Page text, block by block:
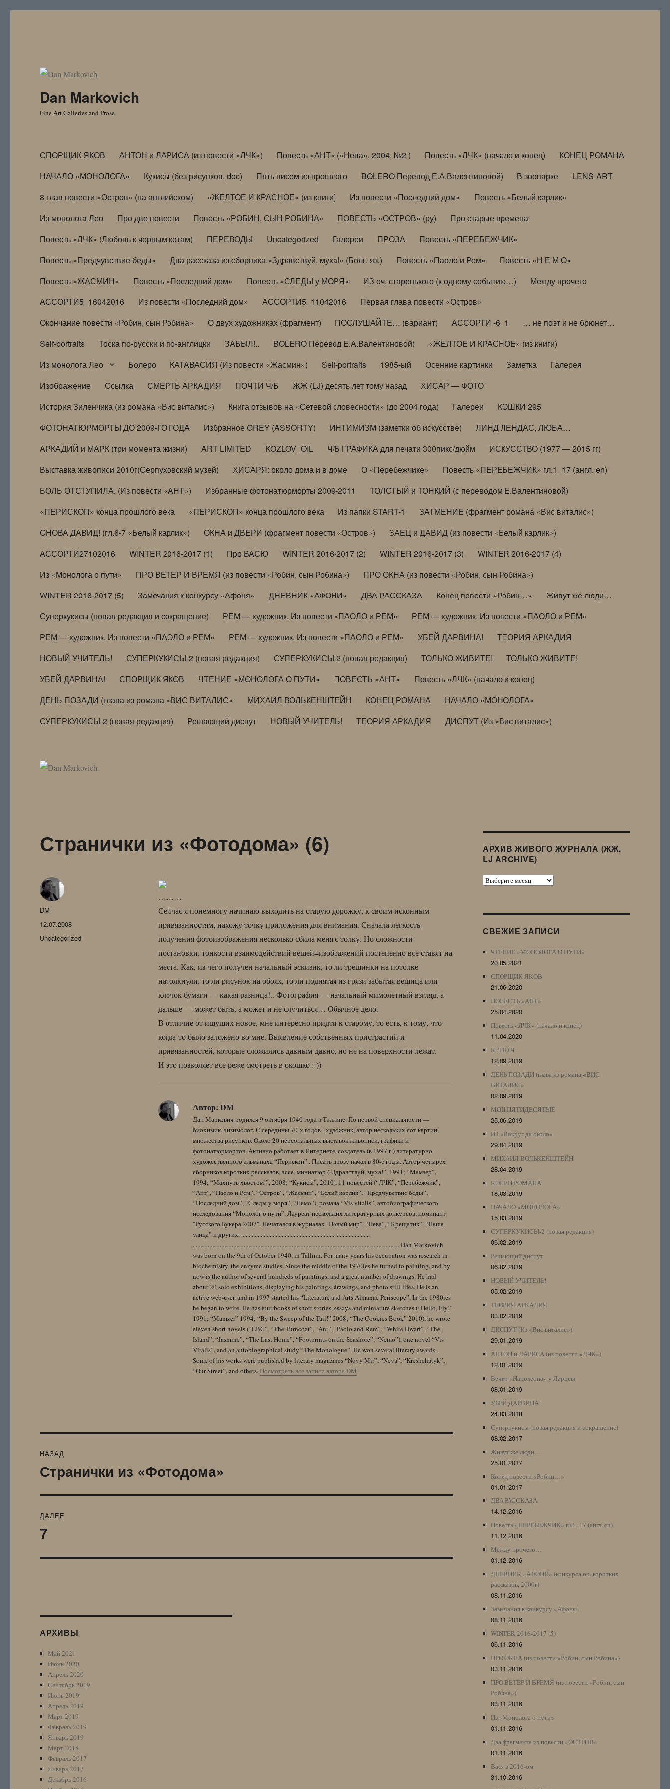
Dan Markovich
Fine Art Galleries and Prose
СПОРЩИК ЯКОВ АНТОН и ЛАРИСА (из повести «ЛЧК») Повесть «АНТ» («Нева», 2004, №2 ) Повесть «ЛЧК» (начало и конец)
КОНЕЦ РОМАНА
НАЧАЛО «МОНОЛОГА»
Кукисы (без рисунков, doc) Пять писем из прошлого BOLERO Перевод Е.А.Валентиновой) В зоопарке
LENS-ART
8 глав повести «Остров» (на английском)
«ЖЕЛТОЕ И КРАСНОЕ» (из книги) Из повести «Последний дом»
Повесть «Белый карлик»
Из монолога Лео
Про две повести Повесть «РОБИН, СЫН РОБИНА» ПОВЕСТЬ «ОСТРОВ» (ру)
Про старые времена
Повесть «ЛЧК» (Любовь к черным котам)
ПЕРЕВОДЫ Uncategorized Галереи ПРОЗА
Повесть «ПЕРЕБЕЖЧИК»
Повесть «Предчувствие беды»
Два рассказа из сборника «Здравствуй, муха!» (Болг. яз.) Повесть «Паоло и Рем»
Повесть «Н Е М О»
Повесть «ЖАСМИН»
Повесть «Последний дом» Повесть «СЛЕДЫ у МОРЯ» ИЗ оч. старенького (к одному событию…)
Между прочего
АССОРТИ5_16042016
Из повести «Последний дом» АССОРТИ5_11042016
Первая глава повести «Остров»
Окончание повести «Робин, сын Робина»
О двух художниках (фрагмент) ПОСЛУШАЙТЕ… (вариант) АССОРТИ -6_1
… не поэт и не брюнет…
Self-portraits
Тоска по-русски и по-англицки ЗАБЫЛ!.. BOLERO Перевод Е.А.Валентиновой)
«ЖЕЛТОЕ И КРАСНОЕ» (из книги)
Из монолога Лео
Болеро КАТАВАСИЯ (Из повести «Жасмин») Self-portraits 1985-ый Осенние картинки Заметка
Галерея
Изображение
Ссылка СМЕРТЬ АРКАДИЯ ПОЧТИ Ч/Б ЖЖ (LJ) десять лет тому назад
ХИСАР — ФОТО
История Зиленчика (из романа «Вис виталис»)
Книга отзывов на «Сетевой словесности» (до 2004 года) Галереи
КОШКИ 295
ФОТОНАТЮРМОРТЫ ДО 2009-ГО ГОДА
Избранное GREY (ASSORTY) ИНТИМИЗМ (заметки об искусстве)
ЛИНД ЛЕНДАС, ЛЮБА…
АРКАДИЙ и МАРК (три момента жизни)
ART LIMITED KOZLOV_OIL Ч/Б ГРАФИКА для печати 300пикс/дюйм
ИСКУССТВО (1977 — 2015 гг)
Выставка живописи 2010г(Серпуховский музей)
ХИСАРЯ: около дома и в доме О «Перебежчике»
Повесть «ПЕРЕБЕЖЧИК» гл.1_17 (англ. en)
БОЛЬ ОТСТУПИЛА. (Из повести «АНТ»)
Избранные фотонатюрморты 2009-2011
ТОЛСТЫЙ и ТОНКИЙ (с переводом Е.Валентиновой)
«ПЕРИСКОП» конца прошлого века
«ПЕРИСКОП» конца прошлого века Из папки START-1
ЗАТМЕНИЕ (фрагмент романа «Вис виталис»)
СНОВА ДАВИД! (гл.6-7 «Белый карлик»)
ОКНА и ДВЕРИ (фрагмент повести «Остров»)
ЗАЕЦ и ДАВИД (из повести «Белый карлик»)
АССОРТИ27102016
WINTER 2016-2017 (1) Про ВАСЮ WINTER 2016-2017 (2) WINTER 2016-2017 (3)
WINTER 2016-2017 (4)
Из «Монолога о пути»
ПРО ВЕТЕР И ВРЕМЯ (из повести «Робин, сын Робина»)
ПРО ОКНА (из повести «Робин, сын Робина»)
WINTER 2016-2017 (5)
Замечания к конкурсу «Афоня» ДНЕВНИК «АФОНИ» ДВА РАССКАЗА Конец повести «Робин…»
Живут же люди…
Суперкукисы (новая редакция и сокращение)
РЕМ — художник. Из повести «ПАОЛО и РЕМ»
РЕМ — художник. Из повести «ПАОЛО и РЕМ»
РЕМ — художник. Из повести «ПАОЛО и РЕМ»
РЕМ — художник. Из повести «ПАОЛО и РЕМ» УБЕЙ ДАРВИНА!
ТЕОРИЯ АРКАДИЯ
НОВЫЙ УЧИТЕЛЬ!
СУПЕРКУКИСЫ-2 (новая редакция) СУПЕРКУКИСЫ-2 (новая редакция) ТОЛЬКО ЖИВИТЕ!
ТОЛЬКО ЖИВИТЕ!
УБЕЙ ДАРВИНА!
СПОРЩИК ЯКОВ ЧТЕНИЕ «МОНОЛОГА О ПУТИ» ПОВЕСТЬ «АНТ»
Повесть «ЛЧК» (начало и конец)
ДЕНЬ ПОЗАДИ (глава из романа «ВИС ВИТАЛИС»
МИХАИЛ ВОЛЬКЕНШТЕЙН КОНЕЦ РОМАНА
НАЧАЛО «МОНОЛОГА»
СУПЕРКУКИСЫ-2 (новая редакция)
Решающий диспут НОВЫЙ УЧИТЕЛЬ! ТЕОРИЯ АРКАДИЯ ДИСПУТ (Из «Вис виталис»)
Странички из «Фотодома» (6)
………
Сейчас я понемногу начинаю выходить на старую дорожку, к своим исконным
привязанностям, нахожу точку приложения для внимания. Сначала легкость
получения фотоизображения несколько сбила меня с толку. Но сложности
постановки, тонкости взаимодействий вещей=изображений постепенно все ставят на
места. Как, из чего получен начальный эскизик, то ли трещинки на потолке
натолкнули, то ли рисунок на обоях, то ли поднятая из грязи забытая вещица или
клочок бумаги — какая разница!.. Фотография — начальный мимолетный взгляд, а
дальше — может быть, а может и не случиться… Обычное дело.
В отличие от ищущих новое, мне интересно придти к старому, то есть, к тому, что
когда-то было заложено во мне. Выявление собственных пристрастий и
привязанностей, которые сложились давным-давно, но не на поверхности лежат.
И это позволяет все реже смотреть в окошко :-))
Автор: DM
Дан Маркович родился 9 октября 1940 года в Таллине. По первой специальности —
биохимик, энзимолог. С середины 70-х годов - художник, автор нескольких сот картин,
множества рисунков. Около 20 персональных выставок живописи, графики и
фотонатюрмортов. Активно работает в Интернете, создатель (в 1997 г.) литературно-
художественного альманаха “Перископ” . Писать прозу начал в 80-е годы. Автор четырех
сборников коротких рассказов, эссе, миниатюр (“Здравствуй, муха!”, 1991; “Мамзер”,
1994; “Махнуть хвостом!”, 2008; “Кукисы”, 2010), 11 повестей (“ЛЧК”, “Перебежчик”,
“Ант”, “Паоло и Рем”, “Остров”, “Жасмин”, “Белый карлик”, “Предчувствие беды”,
“Последний дом”, “Следы у моря”, “Немо”), романа “Vis vitalis”, автобиографического
исследования “Монолог о пути”. Лауреат нескольких литературных конкурсов, номинант
"Русского Букера 2007". Печатался в журналах "Новый мир", “Нева”, “Крещатик”, “Наша
улица” и других. ......................................................................................
.......................................................................................................................................... Dan Markovich
was born on the 9th of October 1940, in Tallinn. For many years his occupation was research in
biochemistry, the enzyme studies. Since the middle of the 1970ies he turned to painting, and by
now is the author of several hundreds of paintings, and a great number of drawings. He had
about 20 solo exhibitions, displaying his paintings, drawings, and photo still-lifes. He is an
active web-user, and in 1997 started his “Literature and Arts Almanac Periscope”. In the 1980ies
he began to write. He has four books of short stories, essays and miniature sketches (“Hello, Fly!”
1991; “Mamzer” 1994; “By the Sweep of the Tail!” 2008; “The Cookies Book” 2010), he wrote
eleven short novels (“LBC”, “The Turncoat”, “Ant”, “Paolo and Rem”, “White Dwarf”, “The
Island”, “Jasmine”, “The Last Home”, “Footprints on the Seashore”, “Nemo”), one novel “Vis
Vitalis”, and an autobiographical study “The Monologue”. He won several literary awards.
Some of his works were published by literary magazines “Novy Mir”, “Neva”, “Kreshchatyk”,
“Our Street”, and others. Посмотреть все записи автора DM
Автор
DM
Опубликовано
12.07.2008
Рубрики
Uncategorized
по
НАЗАД
Предыдущая
запись:
Странички из «Фотодома»
ДАЛЕЕ
Следующая
7
АРХИВЫ
Май 2021
Июнь 2020
Апрель 2020
Сентябрь 2019
Июнь 2019
Апрель 2019
Март 2019
Февраль 2019
Январь 2019
Март 2018
Февраль 2017
Январь 2017
Декабрь 2016
АРХИВ ЖИВОГО ЖУРНАЛА (ЖЖ,
LJ ARCHIVE)
Архив
Archive)
СВЕЖИЕ ЗАПИСИ
ЧТЕНИЕ «МОНОЛОГА О ПУТИ»
20.05.2021
СПОРЩИК ЯКОВ
21.06.2020
ПОВЕСТЬ «АНТ»
25.04.2020
Повесть «ЛЧК» (начало и конец)
11.04.2020
К Л Ю Ч
12.09.2019
ДЕНЬ ПОЗАДИ (глава из романа «ВИС
ВИТАЛИС»
02.09.2019
МОИ ПЯТИДЕСЯТЫЕ
25.06.2019
ИЗ «Вокруг да около»
29.04.2019
МИХАИЛ ВОЛЬКЕНШТЕЙН
28.04.2019
КОНЕЦ РОМАНА
18.03.2019
НАЧАЛО «МОНОЛОГА»
15.03.2019
СУПЕРКУКИСЫ-2 (новая редакция)
06.02.2019
Решающий диспут
06.02.2019
НОВЫЙ УЧИТЕЛЬ!
05.02.2019
ТЕОРИЯ АРКАДИЯ
03.02.2019
ДИСПУТ (Из «Вис виталис»)
29.01.2019
АНТОН и ЛАРИСА (из повести «ЛЧК»)
12.01.2019
Вечер «Наполеона» у Ларисы
08.01.2019
УБЕЙ ДАРВИНА!
24.03.2018
Суперкукисы (новая редакция и сокращение)
08.02.2017
Живут же люди…
25.01.2017
Конец повести «Робин…»
01.01.2017
ДВА РАССКАЗА
14.12.2016
Повесть «ПЕРЕБЕЖЧИК» гл.1_17 (англ. en)
11.12.2016
Между прочего…
01.12.2016
ДНЕВНИК «АФОНИ» (конкурса оч. коротких
рассказов, 2000г)
08.11.2016
Замечания к конкурсу «Афоня»
08.11.2016
WINTER 2016-2017 (5)
06.11.2016
ПРО ОКНА (из повести «Робин, сын Робина»)
03.11.2016
ПРО ВЕТЕР И ВРЕМЯ (из повести «Робин, сын
Робина»)
03.11.2016
Из «Монолога о пути»
01.11.2016
Два фрагмента из повести «ОСТРОВ»
01.11.2016
Вася в 2016-ом
31.10.2016